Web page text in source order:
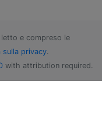
e compreso le
sulla privacy.
with attribution required.